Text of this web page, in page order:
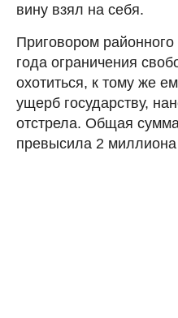
вину взял на себя.
Приговором
года ограничения
охотиться, к тому же
ущерб государству,
отстрела. Общая
превысила 2 миллиона